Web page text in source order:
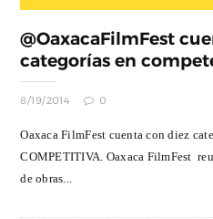
@OaxacaFilmFest
categorías en
8/19/2014 0
Oaxaca FilmFest cuenta con diez
COMPETITIVA. Oaxaca FilmFest
de obras...